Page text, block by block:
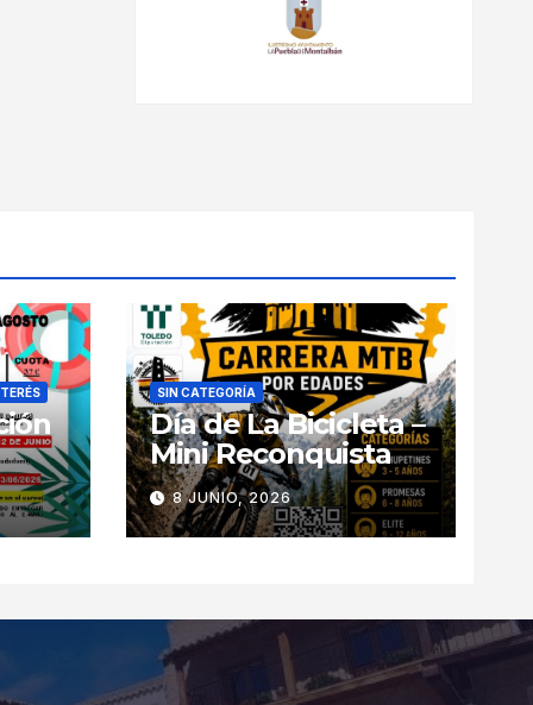
SIN CATEGORÍA
Día de La Bicicleta –
Mini Reconquista
8 JUNIO, 2026